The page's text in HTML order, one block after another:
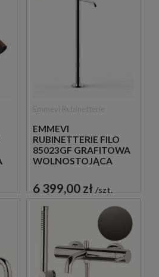
EMMEVI
RUBINETTERIE FILO
85023GF GRAFITOWA
WOLNOSTOJĄCA
6 399,00 zł szt.